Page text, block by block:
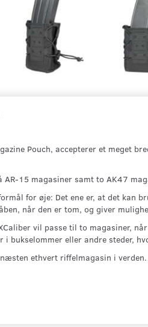
Pouch, accepterer et meget
15 magasiner samt to AK47
for øje: Det ene er, at det kan
når den er tom, og giver
vil passe til to magasiner,
i bukselommer eller andre steder,
ethvert riffelmagasin i